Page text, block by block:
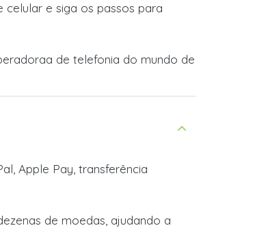
e siga os passos para
de telefonia do mundo de
Apple Pay, transferência
de moedas, ajudando a